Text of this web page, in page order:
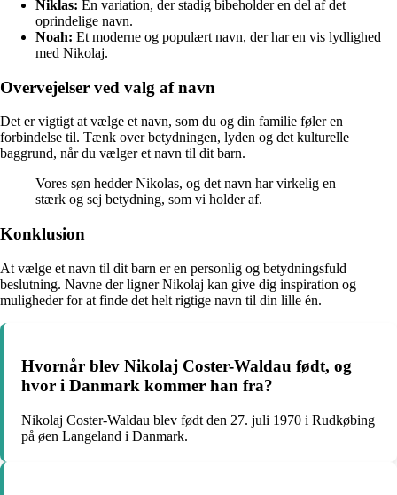
Niklas: En variation, der stadig bibeholder en del af det
oprindelige navn.
Noah: Et moderne og populært navn, der har en vis lydlighed
med Nikolaj.
Overvejelser ved valg af navn
Det er vigtigt at vælge et navn, som du og din familie føler en
forbindelse til. Tænk over betydningen, lyden og det kulturelle
baggrund, når du vælger et navn til dit barn.
Vores søn hedder Nikolas, og det navn har virkelig en
stærk og sej betydning, som vi holder af.
Konklusion
At vælge et navn til dit barn er en personlig og betydningsfuld
beslutning. Navne der ligner Nikolaj kan give dig inspiration og
muligheder for at finde det helt rigtige navn til din lille én.
Hvornår blev Nikolaj Coster-Waldau født, og
hvor i Danmark kommer han fra?
Nikolaj Coster-Waldau blev født den 27. juli 1970 i Rudkøbing
på øen Langeland i Danmark.